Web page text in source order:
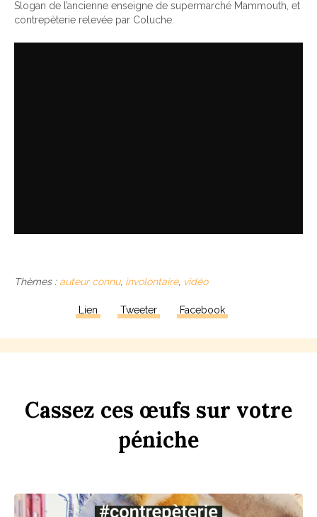
Slogan de l’ancienne enseigne de supermarché Mammouth, et
contrepèterie relevée par Coluche.
Thèmes : auteur connu, involontaire, vidéo
Lien Tweeter Facebook
Cassez ces œufs sur votre
péniche